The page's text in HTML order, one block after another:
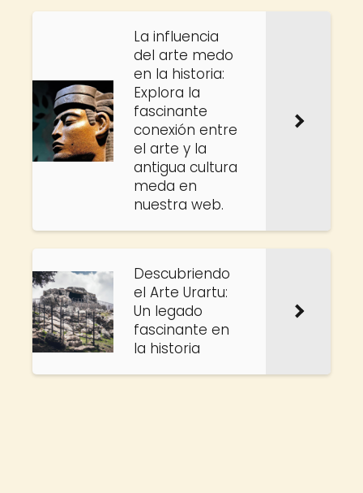
La influencia
del arte medo
en la historia:
Explora la
fascinante
conexión entre
el arte y la
antigua cultura
meda en
nuestra web.
Descubriendo
el Arte Urartu:
Un legado
fascinante en
la historia